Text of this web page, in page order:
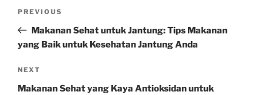
Previous
Post
PREVIOUS
Makanan Sehat untuk Jantung: Tips Makanan
yang Baik untuk Kesehatan Jantung Anda
Next
Post
NEXT
Makanan Sehat yang Kaya Antioksidan untuk